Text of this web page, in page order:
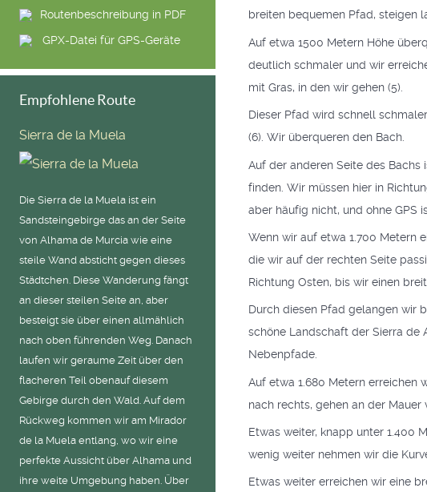
Routenbeschreibung in PDF
GPX-Datei für GPS-Geräte
Empfohlene Route
Sierra de la Muela
Die Sierra de la Muela ist ein
Sandsteingebirge das an der Seite
von Alhama de Murcia wie eine
steile Wand absticht gegen dieses
Städtchen. Diese Wanderung fängt
an dieser steilen Seite an, aber
besteigt sie über einen allmählich
nach oben führenden Weg. Danach
laufen wir geraume Zeit über den
flacheren Teil obenauf diesem
Gebirge durch den Wald. Auf dem
Rückweg kommen wir am Mirador
de la Muela entlang, wo wir eine
perfekte Aussicht über Alhama und
ihre weite Umgebung haben. Über
breiten bequemen Pfad, steigen
Auf etwa 1500 Metern Höhe
deutlich schmaler und wir
mit Gras, in den wir gehen (5).
Dieser Pfad wird schnell
(6). Wir überqueren den Bach.
Auf der anderen Seite des
finden. Wir müssen hier in
aber häufig nicht, und ohne GPS
Wenn wir auf etwa 1.700 Metern
die wir auf der rechten Seite
Richtung Osten, bis wir einen
Durch diesen Pfad gelangen wir
schöne Landschaft der Sierra de
Nebenpfade.
Auf etwa 1.680 Metern erreichen
nach rechts, gehen an der
Etwas weiter, knapp unter 1.400
wenig weiter nehmen wir die
Etwas weiter erreichen wir eine